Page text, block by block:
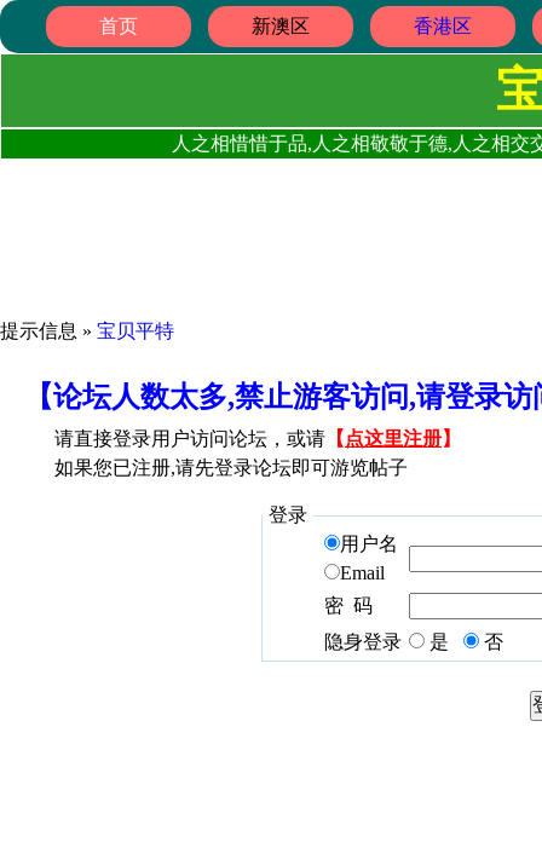
首页 新澳区 香港区
人之相惜惜于品,人之相敬敬于德,人之相
提示信息 » 宝贝平特
【论坛人数太多,禁止游客访问,请登录
请直接登录用户访问论坛，或请 【 点这里注册】
如果您已注册,请先登录论坛即可游览帖子
登录
用户名
Email
密 码
隐身登录
是 否